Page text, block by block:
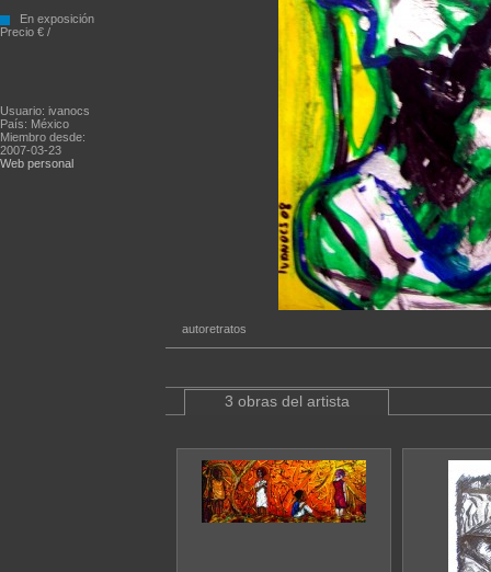
En exposición
Precio € /
Usuario: ivanocs
País: México
Miembro desde:
2007-03-23
Web personal
autoretratos
3 obras del artista